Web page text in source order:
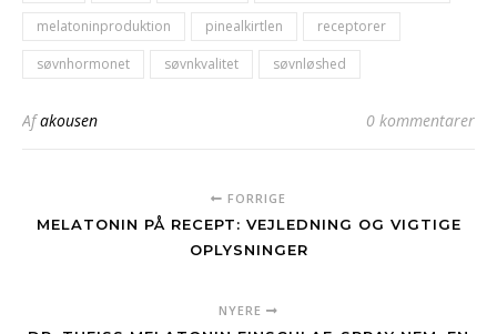
melatoninproduktion
pinealkirtlen
receptorer
søvnhormonet
søvnkvalitet søvnløshed
Afakousen 0 kommentarer
FORRIGE
MELATONIN PÅ RECEPT: VEJLEDNING OG VIGTIGE
OPLYSNINGER
NYERE